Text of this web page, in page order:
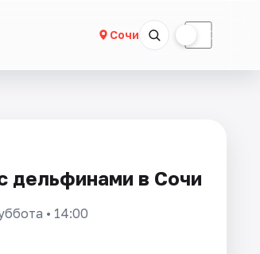
Сочи ☾
дельфинами в Сочи
• 14:00